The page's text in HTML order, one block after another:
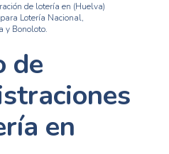
de lotería en (Huelva)
Lotería Nacional,
y Bonoloto.
de
en